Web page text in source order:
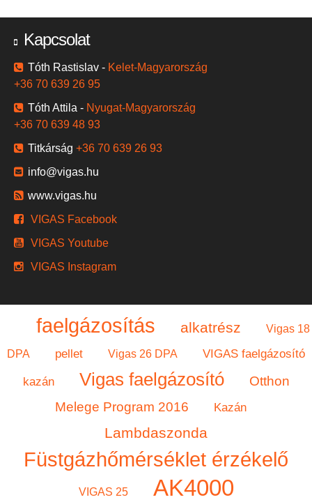
Kapcsolat
Tóth Rastislav - Kelet-Magyarország
+36 70 639 26 95
Tóth Attila - Nyugat-Magyarország
+36 70 639 48 93
Titkárság +36 70 639 26 93
info@vigas.hu
www.vigas.hu
VIGAS Facebook
VIGAS Youtube
VIGAS Instagram
faelgázosítás alkatrész Vigas 18
DPA pellet Vigas 26 DPA VIGAS faelgázosító
kazán Vigas faelgázosító
Otthon
Melege Program 2016
Kazán
Lambdaszonda
Füstgázhőmérséklet érzékelő
VIGAS 25 AK4000